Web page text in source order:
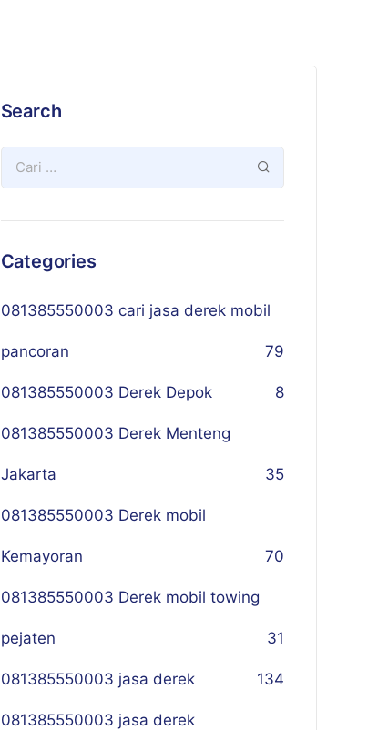
Search
Categories
081385550003 cari jasa derek mobil
pancoran 79
081385550003 Derek Depok 8
081385550003 Derek Menteng
Jakarta 35
081385550003 Derek mobil
Kemayoran 70
081385550003 Derek mobil towing
pejaten 31
081385550003 jasa derek 134
081385550003 jasa derek